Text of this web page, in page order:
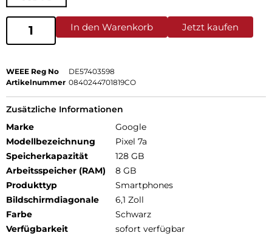
In den Warenkorb Jetzt kaufen
WEEE Reg No
DE57403598
Artikelnummer 0840244701819CO
Zusätzliche Informationen
Marke
Google
Modellbezeichnung
Pixel 7a
Speicherkapazität
128 GB
Arbeitsspeicher (RAM)
8 GB
Produkttyp
Smartphones
Bildschirmdiagonale
6,1 Zoll
Farbe
Schwarz
Verfügbarkeit
sofort verfügbar